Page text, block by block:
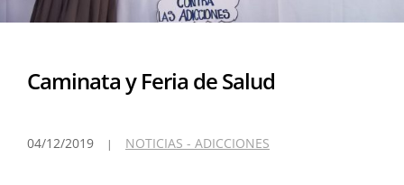
Caminata y Feria de Salud
04/12/2019 NOTICIAS - ADICCIONES